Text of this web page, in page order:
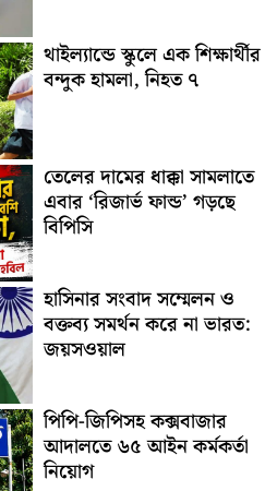
থাইল্যান্ডে স্কুলে এক শিক্ষার্থীর
বন্দুক হামলা, নিহত ৭
তেলের দামের ধাক্কা সামলাতে
এবার ‘রিজার্ভ ফান্ড’ গড়ছে
বিপিসি
হাসিনার সংবাদ সম্মেলন ও
বক্তব্য সমর্থন করে না ভারত:
জয়সওয়াল
পিপি-জিপিসহ কক্সবাজার
আদালতে ৬৫ আইন কর্মকর্তা
নিয়োগ